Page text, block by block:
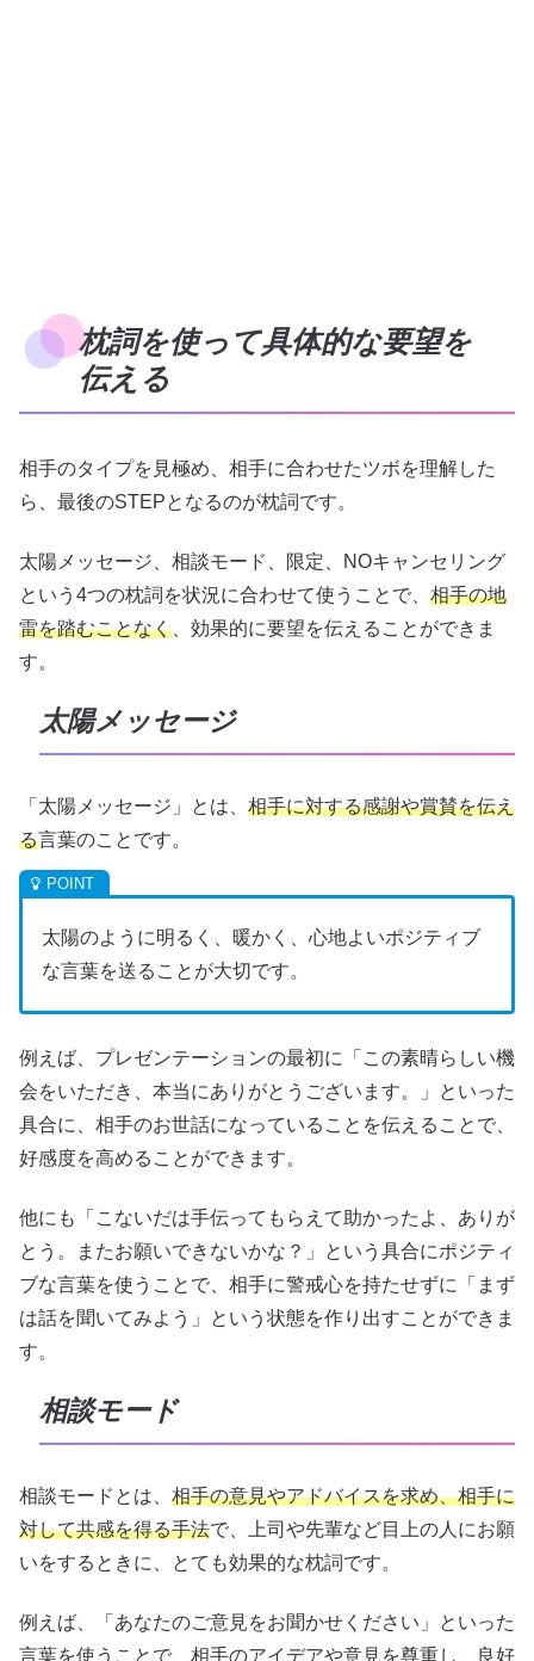
枕詞を使って具体的な要望を
伝える
相手のタイプを見極め、相手に合わせたツボを理解した
ら、最後のSTEPとなるのが枕詞です。
太陽メッセージ、相談モード、限定、NOキャンセリング
という4つの枕詞を状況に合わせて使うことで、 相手の地
雷を踏むことなく 、効果的に要望を伝えることができま
す。
太陽メッセージ
「太陽メッセージ」とは、 相手に対する感謝や賞賛を伝え
る言葉のことです。
太陽のように明るく、暖かく、心地よいポジティブ
な言葉を送ることが大切です。
例えば、プレゼンテーションの最初に「この素晴らしい機
会をいただき、本当にありがとうございます。」といった
具合に、相手のお世話になっていることを伝えることで、
好感度を高めることができます。
他にも「こないだは手伝ってもらえて助かったよ、ありが
とう。またお願いできないかな？」という具合にポジティ
ブな言葉を使うことで、相手に警戒心を持たせずに「まず
は話を聞いてみよう」という状態を作り出すことができま
す。
相談モード
相談モードとは、 相手の意見やアドバイスを求め、相手に
対して共感を得る手法で、上司や先輩など目上の人にお願
いをするときに、とても効果的な枕詞です。
例えば、「あなたのご意見をお聞かせください」といった
言葉を使うことで、相手のアイデアや意見を尊重し、良好